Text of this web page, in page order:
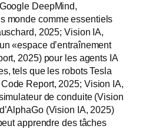
DeepMind,
monde comme essentiels
2025; Vision IA,
«espace d’entraînement
2025) pour les agents IA
tels que les robots Tesla
Report, 2025; Vision IA,
de conduite (Vision
(Vision IA, 2025)
apprendre des tâches